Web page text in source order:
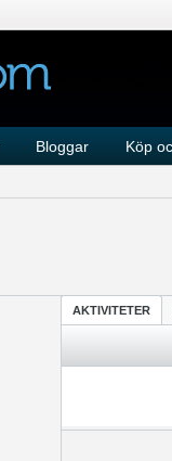
Bloggar Köp
AKTIVITETER